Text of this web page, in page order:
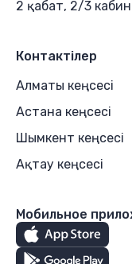
2 қабат, 2/3
Контактілер
Алматы кеңсесі
Астана кеңсесі
Шымкент кеңсесі
Ақтау кеңсесі
Мобильное